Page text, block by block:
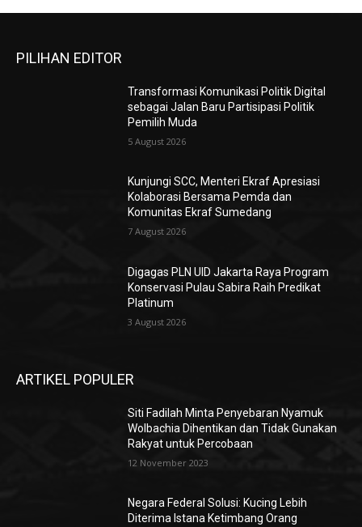
PILIHAN EDITOR
Transformasi Komunikasi Politik Digital
sebagai Jalan Baru Partisipasi Politik
Pemilih Muda
5 August 2026
Kunjungi SCC, Menteri Ekraf Apresiasi
Kolaborasi Bersama Pemda dan
Komunitas Ekraf Sumedang
7 August 2026
Digagas PLN UID Jakarta Raya Program
Konservasi Pulau Sabira Raih Predikat
Platinum
3 August 2026
ARTIKEL POPULER
Siti Fadilah Minta Penyebaran Nyamuk
Wolbachia Dihentikan dan Tidak Gunakan
Rakyat untuk Percobaan
12 November 2023
Negara Federal Solusi: Kucing Lebih
Diterima Istana Ketimbang Orang